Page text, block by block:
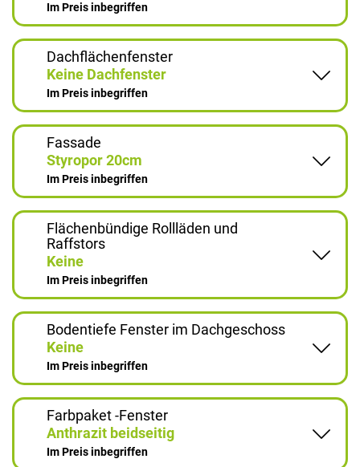
Im Preis inbegriffen
Dachflächenfenster
Keine Dachfenster
Im Preis inbegriffen
Fassade
Styropor 20cm
Im Preis inbegriffen
Flächenbündige Rollläden und
Raffstors
Keine
Im Preis inbegriffen
Bodentiefe Fenster im Dachgeschoss
Keine
Im Preis inbegriffen
Farbpaket -Fenster
Anthrazit beidseitig
Im Preis inbegriffen